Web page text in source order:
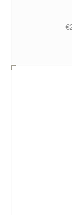
€